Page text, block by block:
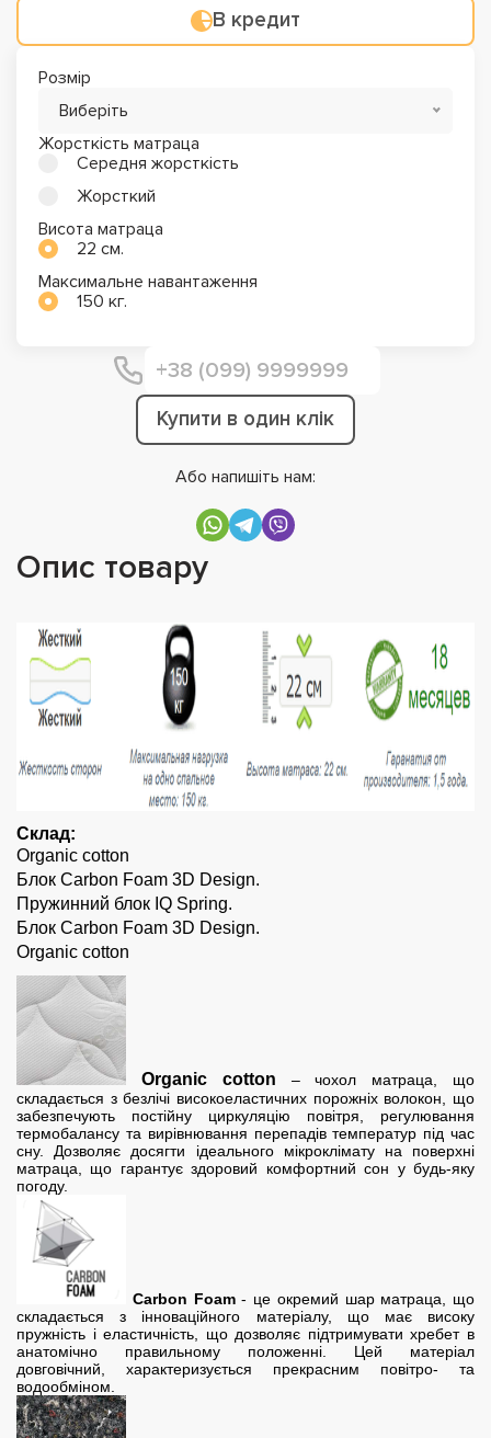
В кредит
Розмір
Виберіть
Жорсткість матраца
Середня жорсткість
Жорсткий
Висота матраца
22 см.
Максимальне навантаження
150 кг.
Купити в один клік
Або напишіть нам:
Опис товару
Склад:
Organic cotton
Блок Carbon Foam 3D Design.
Пружинний блок IQ Spring.
Блок Carbon Foam 3D Design.
Organic cotton
Organic cotton – чохол матраца, що
складається з безлічі високоеластичних порожніх волокон, що
забезпечують постійну циркуляцію повітря, регулювання
термобалансу та вирівнювання перепадів температур під час
сну. Дозволяє досягти ідеального мікроклімату на поверхні
матраца, що гарантує здоровий комфортний сон у будь-яку
погоду.
Carbon Foam- це окремий шар матраца, що
складається з інноваційного матеріалу, що має високу
пружність і еластичність, що дозволяє підтримувати хребет в
анатомічно правильному положенні. Цей матеріал
довговічний, характеризується прекрасним повітро- та
водообміном.